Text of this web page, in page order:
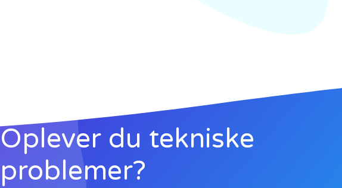
Oplever du tekniske
problemer?